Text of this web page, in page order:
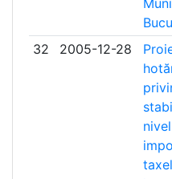
32 2005-12-28